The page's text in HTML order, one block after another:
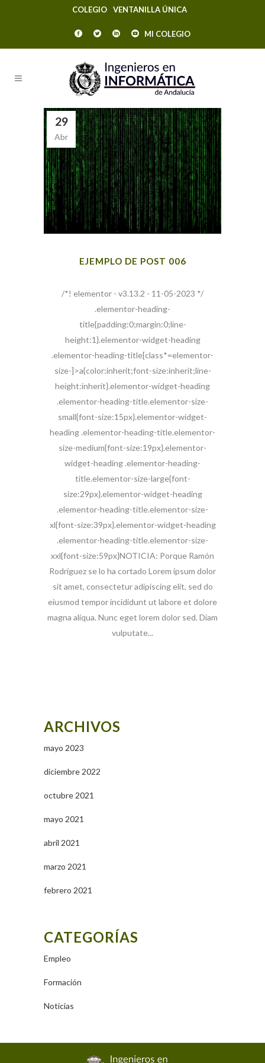
COLEGIO VENTANILLA ÚNICA
MI COLEGIO
29
Abr
EJEMPLO DE POST 006
/*! elementor - v3.13.2 - 11-05-2023 */
.elementor-heading-
title{padding:0;margin:0;line-
height:1}.elementor-widget-heading
.elementor-heading-title[class*=elementor-
size-]>a{color:inherit;font-size:inherit;line-
height:inherit}.elementor-widget-heading
.elementor-heading-title.elementor-size-
small{font-size:15px}.elementor-widget-
heading .elementor-heading-title.elementor-
size-medium{font-size:19px}.elementor-
widget-heading .elementor-heading-
title.elementor-size-large{font-
size:29px}.elementor-widget-heading
.elementor-heading-title.elementor-size-
xl{font-size:39px}.elementor-widget-heading
.elementor-heading-title.elementor-size-
xxl{font-size:59px}NOTICIA: Porque Ramón
Rodríguez se lo ha cortado Lorem ipsum dolor
sit amet, consectetur adipiscing elit, sed do
eiusmod tempor incididunt ut labore et dolore
magna aliqua. Nunc eget lorem dolor sed. Diam
vulputate...
ARCHIVOS
mayo 2023
diciembre 2022
octubre 2021
mayo 2021
abril 2021
marzo 2021
febrero 2021
CATEGORÍAS
Empleo
Formación
Noticias